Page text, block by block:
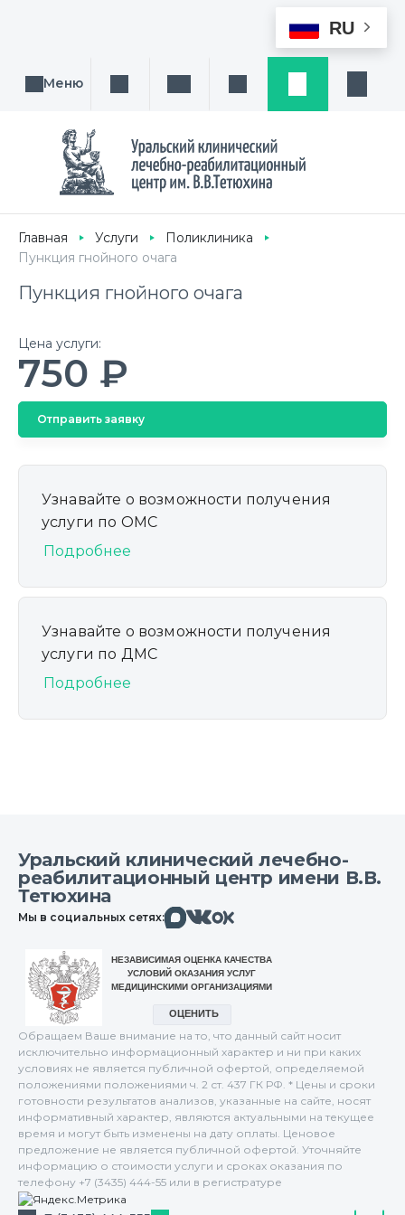
RU
Меню Поиск услуги, направления или врача
Написать намЗаказ звонка
Главная Услуги
Поликлиника
Пункция гнойного очага
Пункция гнойного очага
Цена услуги:
750 ₽
Отправить заявку
Узнавайте о возможности получения
услуги по ОМС
Подробнее
Узнавайте о возможности получения
услуги по ДМС
Подробнее
Уральский клинический лечебно-
реабилитационный центр имени В.В.
Тетюхина
Мы в социальных сетях:МаксВконтактеОдноклассники
Обращаем Ваше внимание на то, что данный сайт носит
исключительно информационный характер и ни при каких
условиях не является публичной офертой, определяемой
положениями положениями ч. 2 ст. 437 ГК РФ. * Цены и сроки
готовности результатов анализов, указанные на сайте, носят
информативный характер, являются актуальными на текущее
время и могут быть изменены на дату оплаты. Ценовое
предложение не является публичной офертой. Уточняйте
информацию о стоимости услуги и сроках оказания по
телефону +7 (3435) 444-55 или в регистратуре